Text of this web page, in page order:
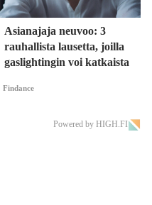
Asianajaja neuvoo: 3
rauhallista lausetta, joilla
gaslightingin voi katkaista
Findance
Powered by HIGH.FI